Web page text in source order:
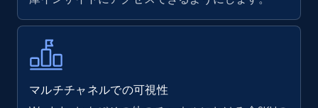
more.
5.6K+
マルチチャネルでの可視性